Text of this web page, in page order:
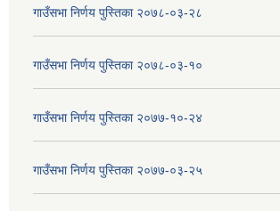
गाउँसभा निर्णय पुस्तिका २०७८-०३-२८
गाउँसभा निर्णय पुस्तिका २०७८-०३-१०
गाउँसभा निर्णय पुस्तिका २०७७-१०-२४
गाउँसभा निर्णय पुस्तिका २०७७-०३-२५